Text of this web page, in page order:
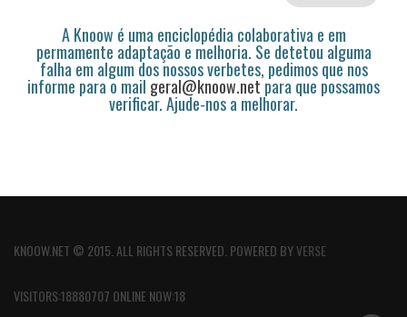
A Knoow é uma enciclopédia colaborativa e em
permamente adaptação e melhoria. Se detetou alguma
falha em algum dos nossos verbetes, pedimos que nos
informe para o mail geral@knoow.netpara que possamos
verificar. Ajude-nos a melhorar.
KNOOW.NET © 2015. ALL RIGHTS RESERVED. POWERED BYVERSE
VISITORS:18880707 ONLINE NOW:18